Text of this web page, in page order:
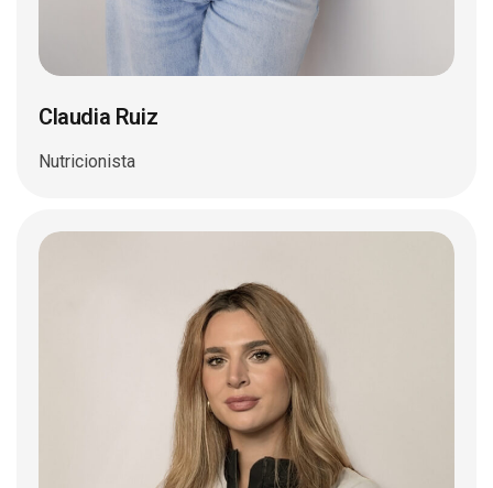
Claudia Ruiz
Nutricionista